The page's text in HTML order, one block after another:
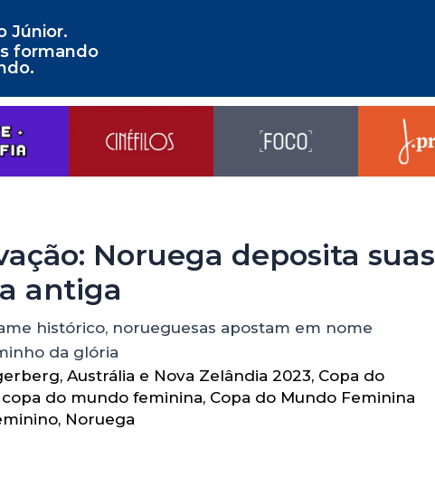
Júnior.
formando
Noruega deposita suas
antiga
histórico, norueguesas apostam em nome
da glória
, Austrália e Nova Zelândia 2023, Copa do
copa do mundo feminina, Copa do Mundo Feminina
, Noruega